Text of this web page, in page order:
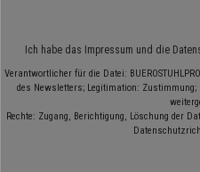
Ich habe das Impressum und die
Verantwortlicher für die Datei:
des Newsletters; Legitimation:
Rechte: Zugang, Berichtigung, Löschung der